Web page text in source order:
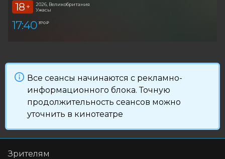
18 +
2026, Великобритания
Ужасы
17:40 370 ₽
Все сеансы начинаются с рекламно-
информационного блока. Точную
продолжительность сеансов можно
уточнить в кинотеатре
Зрителям